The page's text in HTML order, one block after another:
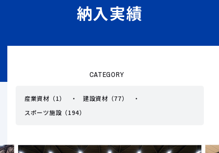
納入実績
CATEGORY
産業資材（1）
建設資材（77）
スポーツ施設（194）